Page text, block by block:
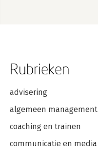
Rubrieken
advisering
algemeen management
coaching en trainen
communicatie en media